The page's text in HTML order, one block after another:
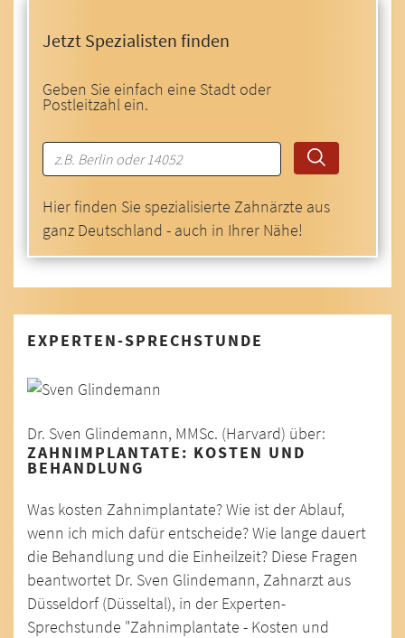
Jetzt Spezialisten finden
Geben Sie einfach eine Stadt oder
Postleitzahl ein.
Hier finden Sie spezialisierte Zahnärzte aus
ganz Deutschland - auch in Ihrer Nähe!
EXPERTEN-SPRECHSTUNDE
Dr. Sven Glindemann, MMSc. (Harvard) über:
ZAHNIMPLANTATE: KOSTEN UND
BEHANDLUNG
Was kosten Zahnimplantate? Wie ist der Ablauf,
wenn ich mich dafür entscheide? Wie lange dauert
die Behandlung und die Einheilzeit? Diese Fragen
beantwortet Dr. Sven Glindemann, Zahnarzt aus
Düsseldorf (Düsseltal), in der Experten-
Sprechstunde "Zahnimplantate - Kosten und